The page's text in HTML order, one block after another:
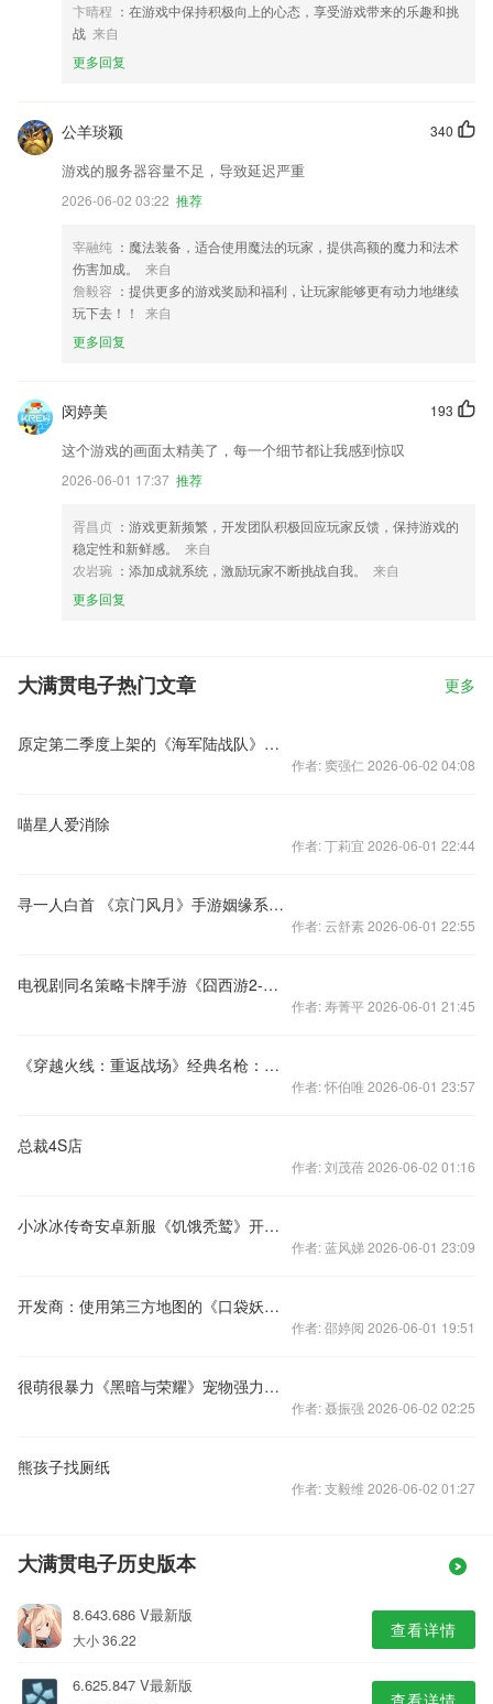
卞晴程 ：在游戏中保持积极向上的心态，享受游戏带来的乐趣和挑
战 来自
更多回复
340
公羊琰颖
游戏的服务器容量不足，导致延迟严重
2026-06-02 03:22 推荐
宰融纯 ：魔法装备，适合使用魔法的玩家，提供高额的魔力和法术
伤害加成。
来自
詹毅容 ：提供更多的游戏奖励和福利，让玩家能够更有动力地继续
玩下去！！
来自
更多回复
193
闵婷美
这个游戏的画面太精美了，每一个细节都让我感到惊叹
2026-06-01 17:37 推荐
胥昌贞 ：游戏更新频繁，开发团队积极回应玩家反馈，保持游戏的
稳定性和新鲜感。
来自
农岩琬 ：添加成就系统，激励玩家不断挑战自我。
来自
更多回复
大满贯电子热门文章 更多
原定第二季度上架的《海军陆战队》或明年上架
作者: 窦强仁 2026-06-02 04:08
喵星人爱消除
作者: 丁莉宜 2026-06-01 22:44
寻一人白首 《京门风月》手游姻缘系统综评
作者: 云舒素 2026-06-01 22:55
电视剧同名策略卡牌手游《囧西游2-反转西游大作战》安卓版上线
作者: 寿菁平 2026-06-01 21:45
《穿越火线：重返战场》经典名枪：MP5分析
作者: 怀伯唯 2026-06-01 23:57
总裁4S店
作者: 刘茂蓓 2026-06-02 01:16
小冰冰传奇安卓新服《饥饿秃鹫》开启公告
作者: 蓝风娣 2026-06-01 23:09
开发商：使用第三方地图的《口袋妖怪GO》账号将解封
作者: 邵婷阅 2026-06-01 19:51
很萌很暴力《黑暗与荣耀》宠物强力助战
作者: 聂振强 2026-06-02 02:25
熊孩子找厕纸
作者: 支毅维 2026-06-02 01:27
大满贯电子历史版本
8.643.686 V最新版
大小 36.22 查看详情
6.625.847 V最新版
查看详情